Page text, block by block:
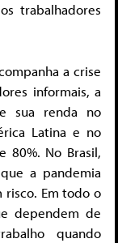
trabalhadores
a crise
informais, a
sua renda no
Latina e no
80%. No Brasil,
a pandemia
risco. Em todo o
dependem de
quando